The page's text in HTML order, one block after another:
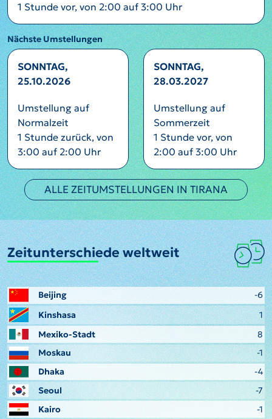
1 Stunde vor, von 2:00 auf 3:00 Uhr
Nächste Umstellungen
SONNTAG,
25.10.2026
Umstellung auf
Normalzeit
1 Stunde zurück, von
3:00 auf 2:00 Uhr
SONNTAG,
28.03.2027
Umstellung auf
Sommerzeit
1 Stunde vor, von
2:00 auf 3:00 Uhr
ALLE ZEITUMSTELLUNGEN IN TIRANA
Zeitunterschiede weltweit
Beijing
-6
Kinshasa
1
Mexiko-Stadt
8
Moskau
-1
Dhaka
-4
Seoul
-7
Kairo
-1